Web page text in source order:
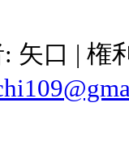
矢口 |